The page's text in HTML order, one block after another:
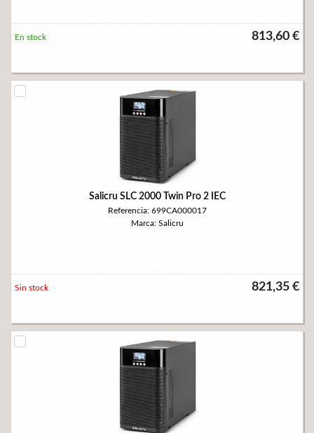
813,60 €
En stock
Salicru SLC 2000 Twin Pro 2 IEC
Referencia: 699CA000017
Marca: Salicru
821,35 €
Sin stock